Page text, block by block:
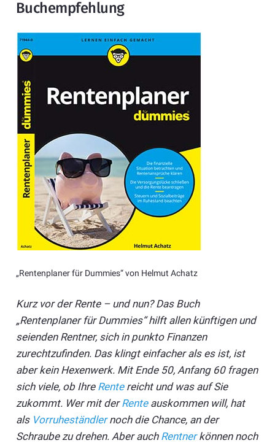
Buchempfehlung
„Rentenplaner für Dummies“ von Helmut Achatz
Kurz vor der Rente – und nun? Das Buch
„Rentenplaner für Dummies“ hilft allen künftigen und
seienden Rentner, sich in punkto Finanzen
zurechtzufinden. Das klingt einfacher als es ist, ist
aber kein Hexenwerk. Mit Ende 50, Anfang 60 fragen
sich viele, ob Ihre Rentereicht und was auf Sie
zukommt. Wer mit derRenteauskommen will, hat
als Vorruheständlernoch die Chance, an der
Schraube zu drehen. Aber auch Rentnerkönnen noch